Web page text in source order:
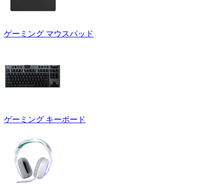
ゲーミング マウスパッド
ゲーミング キーボード